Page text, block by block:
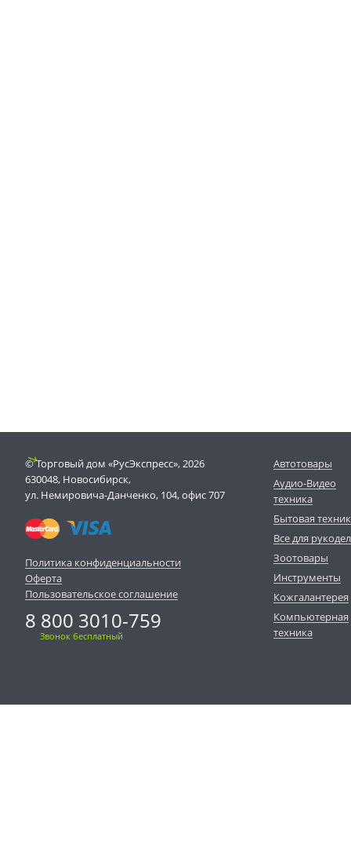
© Торговый дом «РусЭкспресс», 2026
630048, Новосибирск,
ул. Немировича-Данченко, 104, офис 707
Политика конфиденциальности
Оферта
Пользовательское соглашение
8 800 3010-759
Звонок бесплатный
Автотовары
Аудио-Видео
техника
Бытовая
Все для
Зоотовары
Инструменты
Кожгалантерея
Компьютерная
техника